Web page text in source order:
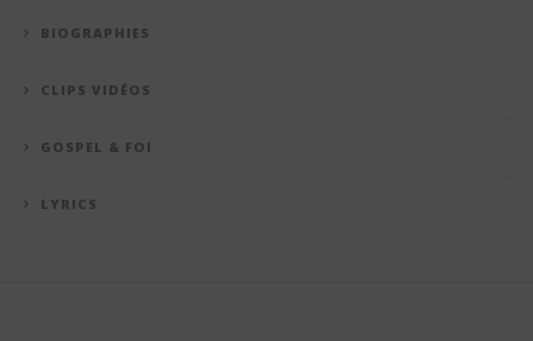
BIOGRAPHIES
CLIPS VIDÉOS
GOSPEL & FOI
LYRICS